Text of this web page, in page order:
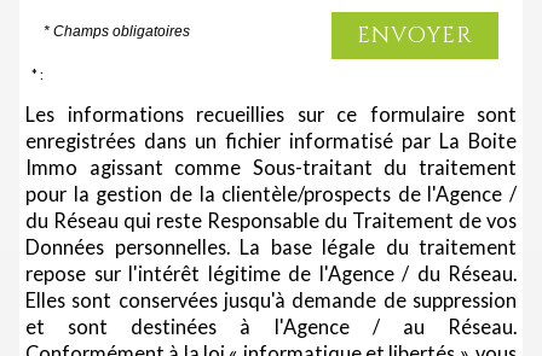
* Champs obligatoires ENVOYER
* :
Les informations recueillies sur ce formulaire sont
enregistrées dans un fichier informatisé par La Boite
Immo agissant comme Sous-traitant du traitement
pour la gestion de la clientèle/prospects de l'Agence /
du Réseau qui reste Responsable du Traitement de vos
Données personnelles. La base légale du traitement
repose sur l'intérêt légitime de l'Agence / du Réseau.
Elles sont conservées jusqu'à demande de suppression
et sont destinées à l'Agence / au Réseau.